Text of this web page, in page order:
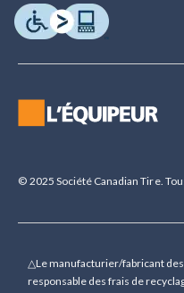
© 2025 Société Canadian Tire.
△Le manufacturier/fabricant
responsable des frais de